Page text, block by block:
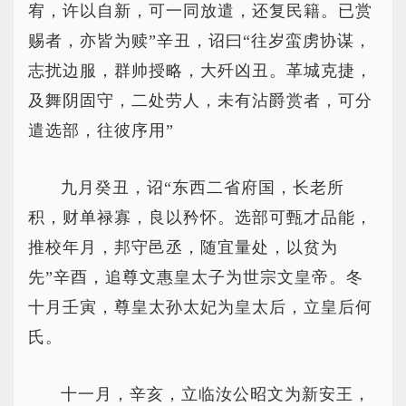
宥，许以自新，可一同放遣，还复民籍。已赏
赐者，亦皆为赎”辛丑，诏曰“往岁蛮虏协谋，
志扰边服，群帅授略，大歼凶丑。革城克捷，
及舞阴固守，二处劳人，未有沾爵赏者，可分
遣选部，往彼序用”
九月癸丑，诏“东西二省府国，长老所
积，财单禄寡，良以矜怀。选部可甄才品能，
推校年月，邦守邑丞，随宜量处，以贫为
先”辛酉，追尊文惠皇太子为世宗文皇帝。冬
十月壬寅，尊皇太孙太妃为皇太后，立皇后何
氏。
十一月，辛亥，立临汝公昭文为新安王，